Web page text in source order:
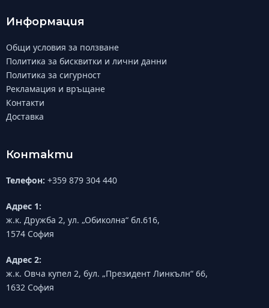
Информация
Общи условия за ползване
Политика за бисквитки и лични данни
Политика за сигурност
Рекламация и връщане
Контакти
Доставка
Контакти
Телефон: +359 879 304 440
Адрес 1:
ж.к. Дружба 2, ул. „Обиколна“ бл.616,
1574 София
Адрес 2:
ж.к. Овча купел 2, бул. „Президент Линкълн“ 66,
1632 София